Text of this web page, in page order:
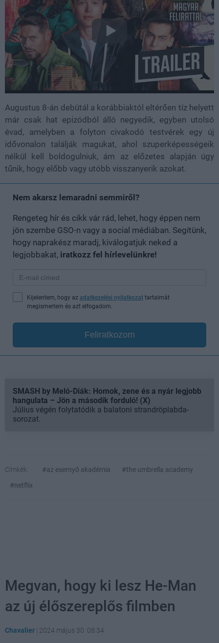
Augustus 8-án debütál a korábbiaktól eltérően tíz helyett
már csak hat epizódból álló negyedik, egyben utolsó
évad, amelyben a folyton civakodó testvérek egy új
idővonalon találják magukat, ahol szuperképességeik
nélkül kell boldogulniuk, ám az előzetes alapján úgy
tűnik, hogy előbb vagy utóbb visszanyerik azokat.
Nem akarsz lemaradni semmiről?
Rengeteg hír és cikk vár rád, lehet, hogy éppen nem
jön szembe GSO-n vagy a social médiában. Segítünk,
hogy naprakész maradj, kiválogatjuk neked a
legjobbakat, iratkozz fel hírlevelünkre!
Kijelentem, hogy az adatkezelési nyilatkozat tartalmát
megismertem és azt elfogadom.
Feliratkozom
SMASH by Meló-Diák: Homok, zene és a nyár legjobb
hangulata – Jön a második forduló! (X)
Július végén folytatódik a balatoni strandröplabda-
sorozat.
Címkék: #az esernyő akadémia
#the umbrella academy
#netflix
Megvan, hogy ki lesz He-Man
az új élőszereplős filmben
Chavalier | 2024 május 30. 08:34